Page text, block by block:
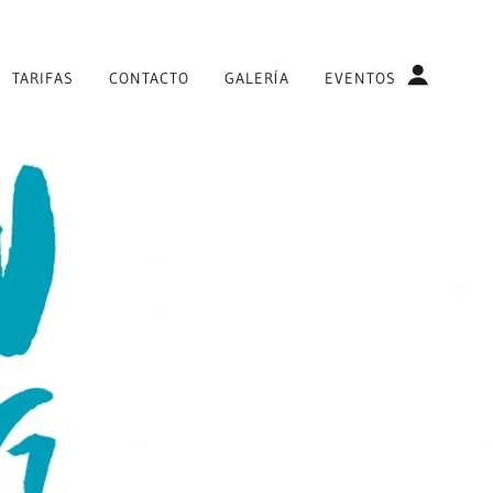
TARIFAS CONTACTO GALERÍA EVENTOS